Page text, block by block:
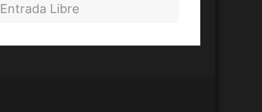
Entrada Libre